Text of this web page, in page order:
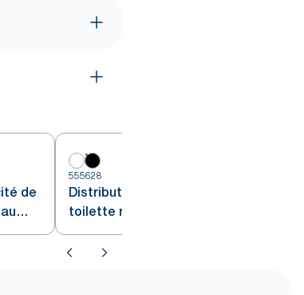
de
555628
Distributeur double pour Papier
toilette rouleau Tork, Noir, T26